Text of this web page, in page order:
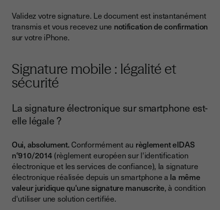
Validez votre signature. Le document est instantanément
transmis et vous recevez une notification de confirmation
sur votre iPhone.
Signature mobile : légalité et
sécurité
La signature électronique sur smartphone est-
elle légale ?
Oui, absolument. Conformément au règlement eIDAS
n°910/2014 (règlement européen sur l'identification
électronique et les services de confiance), la signature
électronique réalisée depuis un smartphone a la même
valeur juridique qu'une signature manuscrite, à condition
d'utiliser une solution certifiée.